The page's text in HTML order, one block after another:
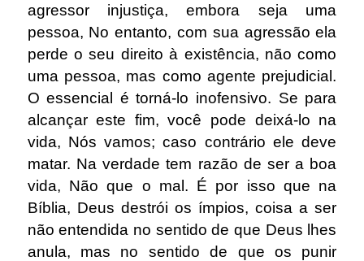
agressor injustiça, embora seja uma
pessoa, No entanto, com sua agressão ela
perde o seu direito à existência, não como
uma pessoa, mas como agente prejudicial.
O essencial é torná-lo inofensivo. Se para
alcançar este fim, você pode deixá-lo na
vida, Nós vamos; caso contrário ele deve
matar. Na verdade tem razão de ser a boa
vida, Não que o mal. É por isso que na
Bíblia, Deus destrói os ímpios, coisa a ser
não entendida no sentido de que Deus lhes
anula, mas no sentido de que os punir